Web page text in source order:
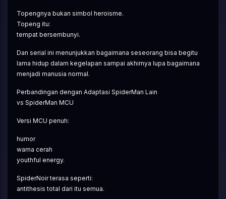
Topengnya bukan simbol heroisme.
Topeng itu:
tempat bersembunyi.
Dan serial ini menunjukkan bagaimana seseorang bisa begitu
lama hidup dalam kegelapan sampai akhirnya lupa bagaimana
menjadi manusia normal.
Perbandingan dengan Adaptasi SpiderMan Lain
vs SpiderMan MCU
Versi MCU penuh:
humor
warna cerah
youthful energy.
SpiderNoir terasa seperti:
antithesis total dari itu semua.